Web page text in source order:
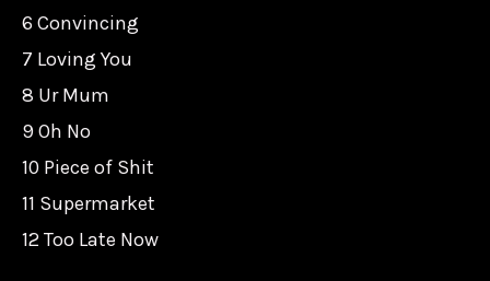
6 Convincing
7 Loving You
8 Ur Mum
9 Oh No
10 Piece of Shit
11 Supermarket
12 Too Late Now